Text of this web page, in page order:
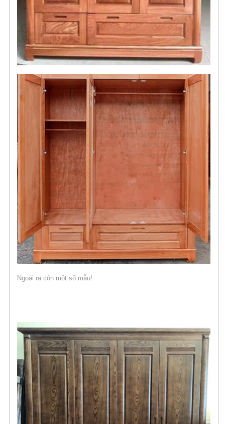
Ngoài ra còn một số mẫu!